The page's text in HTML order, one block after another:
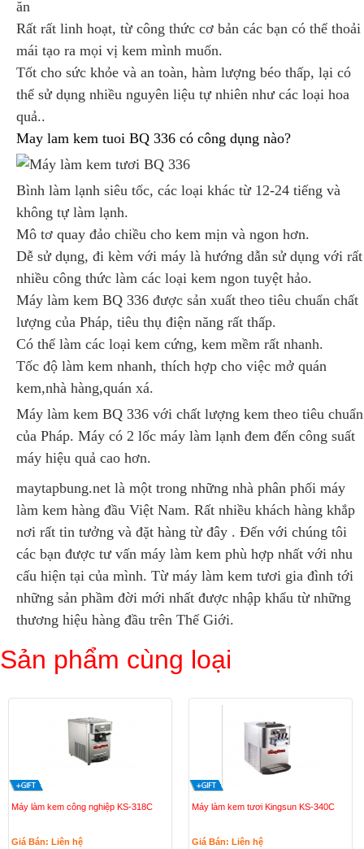
ăn
Rất rất linh hoạt, từ công thức cơ bản các bạn có thể thoải
mái tạo ra mọi vị kem mình muốn.
Tốt cho sức khỏe và an toàn, hàm lượng béo thấp, lại có
thể sử dụng nhiều nguyên liệu tự nhiên như các loại hoa
quả..
May lam kem tuoi BQ 336 có công dụng nào?
Bình làm lạnh siêu tốc, các loại khác từ 12-24 tiếng và
không tự làm lạnh.
Mô tơ quay đảo chiều cho kem mịn và ngon hơn.
Dễ sử dụng, đi kèm với máy là hướng dẫn sử dụng với rất
nhiều công thức làm các loại kem ngon tuyệt hảo.
Máy làm kem BQ 336 được sản xuất theo tiêu chuẩn chất
lượng của Pháp, tiêu thụ điện năng rất thấp.
Có thể làm các loại kem cứng, kem mềm rất nhanh.
Tốc độ làm kem nhanh, thích hợp cho việc mở quán
kem,nhà hàng,quán xá.
Máy làm kem BQ 336 với chất lượng kem theo tiêu chuẩn
của Pháp. Máy có 2 lốc máy làm lạnh đem đến công suất
máy hiệu quả cao hơn.
maytapbung.net là một trong những nhà phân phối máy
làm kem hàng đầu Việt Nam. Rất nhiều khách hàng khắp
nơi rất tin tưởng và đặt hàng từ đây . Đến với chúng tôi
các bạn được tư vấn máy làm kem phù hợp nhất với nhu
cấu hiện tại của mình. Từ máy làm kem tươi gia đình tới
những sản phầm đời mới nhất được nhập khẩu từ những
thương hiệu hàng đầu trên Thế Giới.
Sản phẩm cùng loại
Máy làm kem công nghiệp KS-318C
Giá Bán: Liên hệ
Máy làm kem tươi Kingsun KS-340C
Giá Bán: Liên hệ